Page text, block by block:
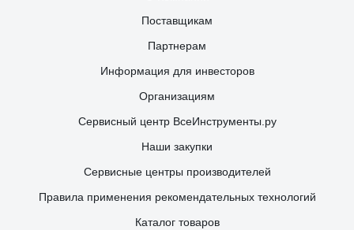
Поставщикам
Партнерам
Информация для инвесторов
Организациям
Сервисный центр ВсеИнструменты.ру
Наши закупки
Сервисные центры производителей
Правила применения рекомендательных технологий
Каталог товаров